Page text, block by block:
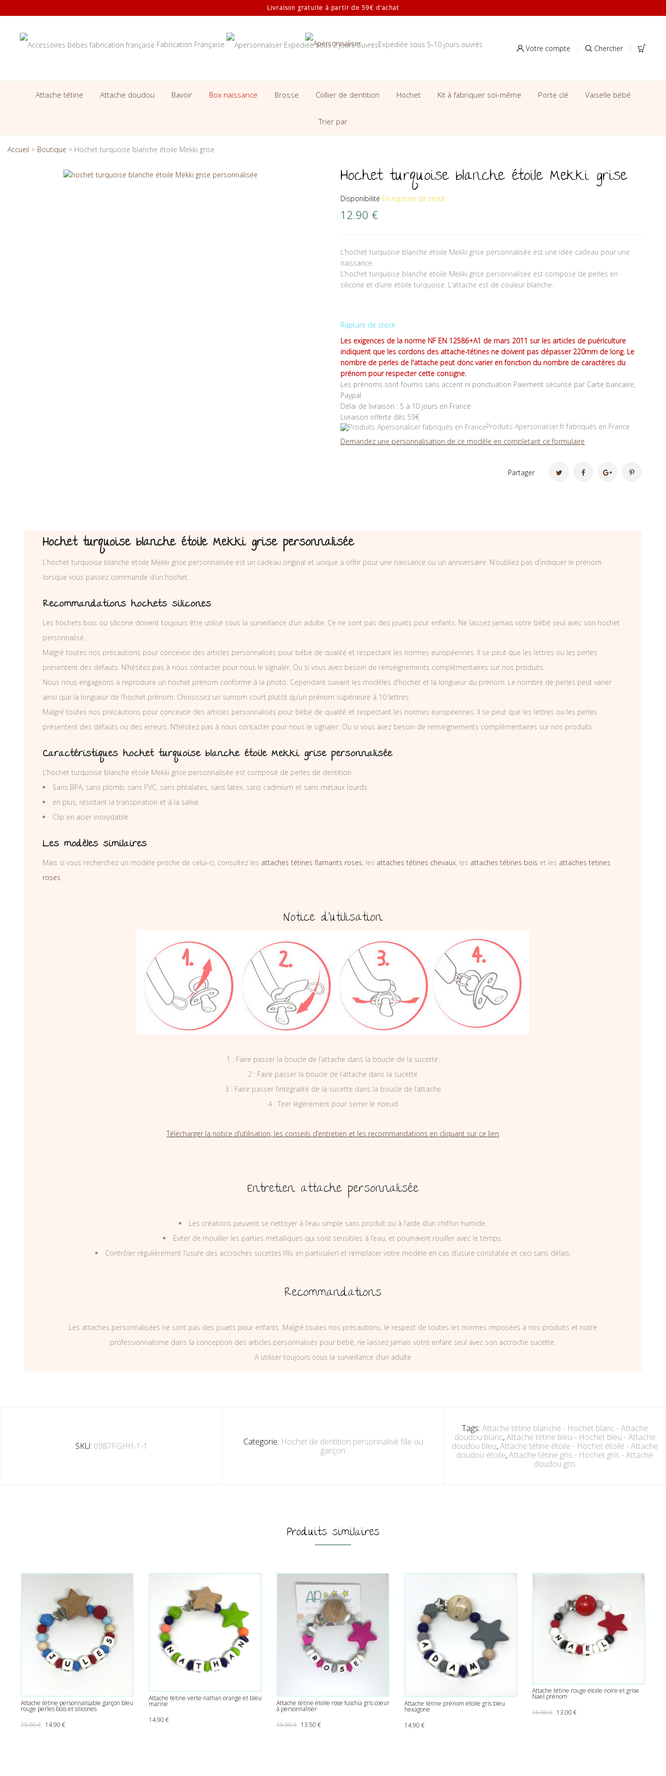
Livraison gratuite à partir de 59€ d'achat
Fabrication Française Expédiée sous 5-10 jours ouvrés Votre compte Chercher
Attache tétine Attache doudou Bavoir Box naissance Brosse Collier de dentition Hochet Kit à fabriquer soi-même Porte clé Vaiselle bébé
Trier par
Accueil > Boutique > Hochet turquoise blanche étoile Mekki grise
Hochet turquoise blanche étoile Mekki grise
Disponibilité En rupture de stock
12.90 €
L’hochet turquoise blanche étoile Mekki grise personnalisée est une idée cadeau pour une
naissance.
L’hochet turquoise blanche étoile Mekki grise personnalisée est composé de perles en
silicone et d’une étoile turquoise. L’attache est de couleur blanche.
Rupture de stock
Les exigences de la norme NF EN 12586+A1 de mars 2011 sur les articles de puériculture
indiquent que les cordons des attache-tétines ne doivent pas dépasser 220mm de long. Le
nombre de perles de l'attache peut donc varier en fonction du nombre de caractères du
prénom pour respecter cette consigne.
Les prénoms sont fournis sans accent ni ponctuation Paiement sécurisé par Carte bancaire,
Paypal
Délai de livraison : 5 à 10 jours en France
Livraison offerte dès 59€
Produits Apersonaliser.fr fabriqués en France
Demandez une personnalisation de ce modèle en completant ce formulaire
Partager
Hochet turquoise blanche étoile Mekki grise personnalisée
L’hochet turquoise blanche étoile Mekki grise personnalisée est un cadeau original et unique à offrir pour une naissance ou un anniversaire. N’oubliez pas d’indiquer le prénom
lorsque vous passez commande d’un hochet.
Recommandations hochets silicones
Les hochets bois ou silicone doivent toujours être utilisé sous la surveillance d’un adulte. Ce ne sont pas des jouets pour enfants. Ne laissez jamais votre bébé seul avec son hochet
personnalisé.
Malgré toutes nos précautions pour concevoir des articles personnalisés pour bébé de qualité et respectant les normes européennes. Il se peut que les lettres ou les perles
présentent des défauts. N’hésitez pas à nous contacter pour nous le signaler. Ou si vous avez besoin de renseignements complémentaires sur nos produits.
Nous nous engageons à reproduire un hochet prénom conforme à la photo. Cependant suivant les modèles d’hochet et la longueur du prénom. Le nombre de perles peut varier
ainsi que la longueur de l’hochet prénom. Choisissez un surnom court plutôt qu’un prénom supérieure à 10 lettres.
Malgré toutes nos précautions pour concevoir des articles personnalisés pour bébé de qualité et respectant les normes européennes. Il se peut que les lettres ou les perles
présentent des défauts ou des erreurs. N’hésitez pas à nous contacter pour nous le signaler. Ou si vous avez besoin de renseignements complémentaires sur nos produits.
Caractéristiques hochet turquoise blanche étoile Mekki grise personnalisée
L’hochet turquoise blanche étoile Mekki grise personnalisée est composé de perles de dentition :
Sans BPA, sans plomb, sans PVC, sans phtalates, sans latex, sans cadmium et sans métaux lourds.
en plus, résistant la transpiration et à la salive
Clip en acier inoxydable
Les modèles similaires
Mais si vous recherchez un modèle proche de celui-ci, consultez les attaches tétines flamants roses, les attaches tétines chevaux, les attaches tétines bois et les attaches tetines
roses
Notice d’utilisation
1 : Faire passer la boucle de l’attache dans la boucle de la sucette.
2 : Faire passer la boucle de l’attache dans la sucette
3 : Faire passer l’intégralité de la sucette dans la boucle de l’attache
4 : Tirer légèrement pour serrer le noeud
Télécharger la notice d’utilisation, les conseils d’entretien et les recommandations en cliquant sur ce lien
Entretien attache personnalisée
Les créations peuvent se nettoyer à l’eau simple sans produit ou à l’aide d’un chiffon humide.
Eviter de mouiller les parties métalliques qui sont sensibles à l’eau, et pourraient rouiller avec le temps.
Contrôler régulièrement l’usure des accroches sucettes (fils en particulier) et remplacer votre modèle en cas d’usure constatée et ceci sans délais.
Recommandations
Les attaches personnalisées ne sont pas des jouets pour enfants. Malgré toutes nos précautions, le respect de toutes les normes imposées à nos produits et notre
professionnalisme dans la conception des articles personnalisés pour bébé, ne laissez jamais votre enfant seul avec son accroche sucette.
A utiliser toujours sous la surveillance d’un adulte
SKU: 0987FGHH-1-1 Categorie: Hochet de dentition personnalisé fille ou
garçon
Tags: Attache tétine blanche - Hochet blanc - Attache
doudou blanc,Attache tétine bleu - Hochet bleu - Attache
doudou bleu,Attache tétine étoile - Hochet étoile - Attache
doudou étoile,Attache tétine gris - Hochet gris - Attache
doudou gris
Produits similaires
Attache tétine personnalisable garçon bleu
rouge perles bois et silicones
15.90€ Le prix initial était : 15.90 €.
14.90 €Le prix actuel est : 14.90 €.
Attache tétine verte nathan orange et bleu
marine
14.90 €
Attache tétine étoile rose fuschia gris coeur
à personnaliser
15.90€ Le prix initial était : 15.90 €.
13.50 €Le prix actuel est : 13.50 €.
Attache tétine prénom étoile gris bleu
hexagone
14.90 €
Attache tétine rouge étoile noire et grise
Nael prénom
15.90€ Le prix initial était : 15.90 €.
13.00 €Le prix actuel est : 13.00 €.